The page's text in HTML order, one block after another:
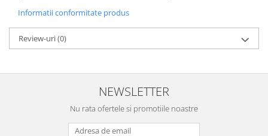
Informatii conformitate produs
Review-uri(0)
NEWSLETTER
Nu rata ofertele si promotiile noastre